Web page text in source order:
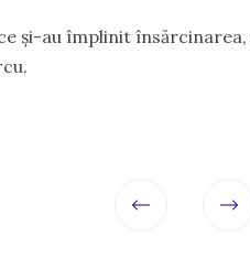
ce şi-au împlinit